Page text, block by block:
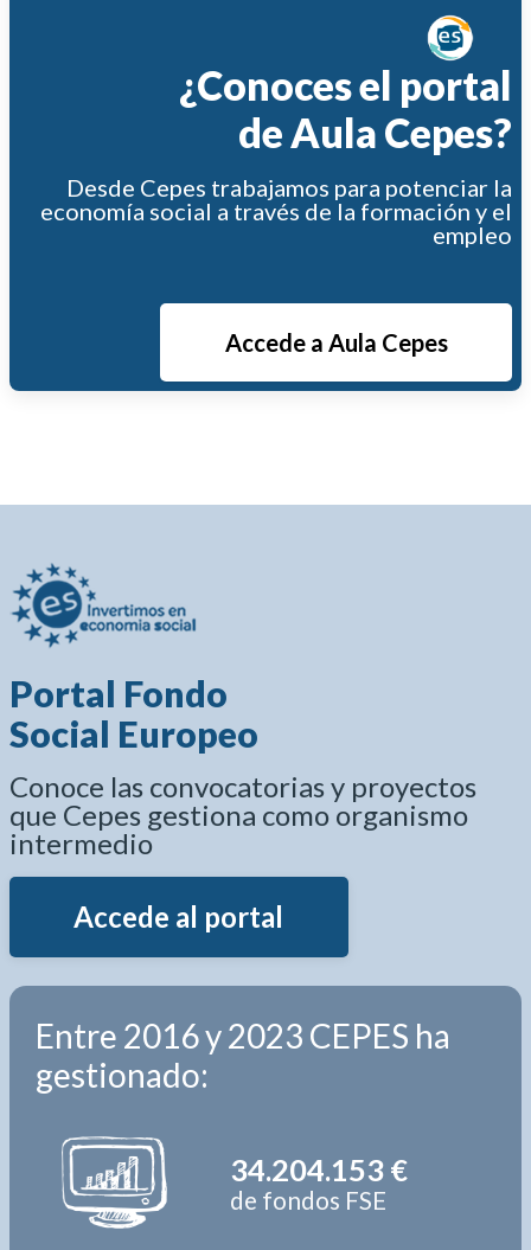
¿Conoces el portal
de Aula Cepes?
Desde Cepes trabajamos para potenciar la
economía social a través de la formación y el
empleo
Accede a Aula Cepes
Portal Fondo
Social Europeo
Conoce las convocatorias y proyectos
que Cepes gestiona como organismo
intermedio
Accede al portal
Entre 2016 y 2023 CEPES ha
gestionado:
34.204.153 €
de fondos FSE